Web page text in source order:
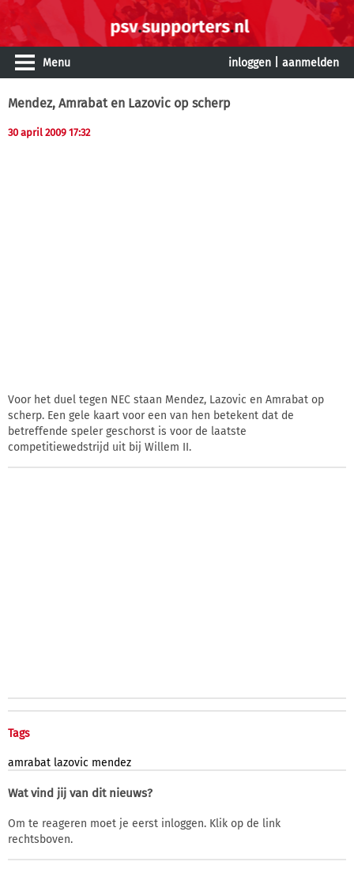
Menu inloggen aanmelden
Mendez, Amrabat en Lazovic op scherp
30 april 2009 17:32
Voor het duel tegen NEC staan Mendez, Lazovic en Amrabat op
scherp. Een gele kaart voor een van hen betekent dat de
betreffende speler geschorst is voor de laatste
competitiewedstrijd uit bij Willem II.
Tags
amrabat lazovic mendez
Wat vind jij van dit nieuws?
Om te reageren moet je eerst inloggen. Klik op de link
rechtsboven.